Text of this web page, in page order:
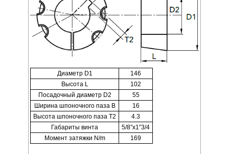
Диаметр D1
146
Высота L
102
Посадочный диаметр D2
55
Ширина шпоночного паза B
16
Высота шпоночного паза T2
4.3
Габариты винта
5/8”x1”3/4
Момент затяжки N/m
169